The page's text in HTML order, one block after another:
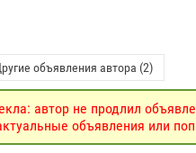
объявления автора (2)
автор не продлил
объявления или